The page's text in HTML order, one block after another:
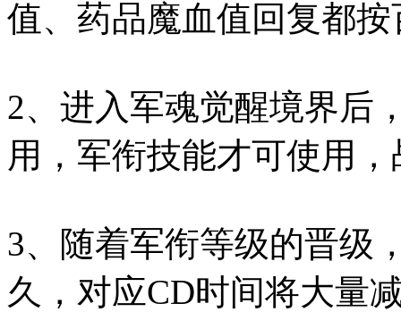
值、药品魔血值回复都
2、进入军魂觉醒境界后
用，军衔技能才可使用
3、随着军衔等级的晋级
久，对应CD时间将大量